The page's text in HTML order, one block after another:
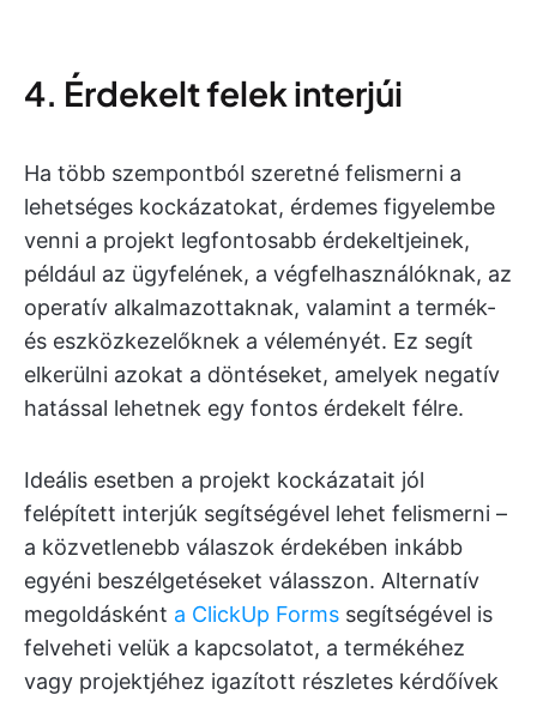
4. Érdekelt felek interjúi
Ha több szempontból szeretné felismerni a
lehetséges kockázatokat, érdemes figyelembe
venni a projekt legfontosabb érdekeltjeinek,
például az ügyfelének, a végfelhasználóknak, az
operatív alkalmazottaknak, valamint a termék-
és eszközkezelőknek a véleményét. Ez segít
elkerülni azokat a döntéseket, amelyek negatív
hatással lehetnek egy fontos érdekelt félre.
Ideális esetben a projekt kockázatait jól
felépített interjúk segítségével lehet felismerni –
a közvetlenebb válaszok érdekében inkább
egyéni beszélgetéseket válasszon. Alternatív
megoldásként a ClickUp Forms segítségével is
felveheti velük a kapcsolatot, a termékéhez
vagy projektjéhez igazított részletes kérdőívek